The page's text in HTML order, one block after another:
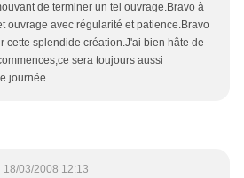
de terminer un tel ouvrage.Bravo à
ouvrage avec régularité et patience.Bravo
cette splendide création.J'ai bien hâte de
sera toujours aussi
journée
18/03/2008 12:13